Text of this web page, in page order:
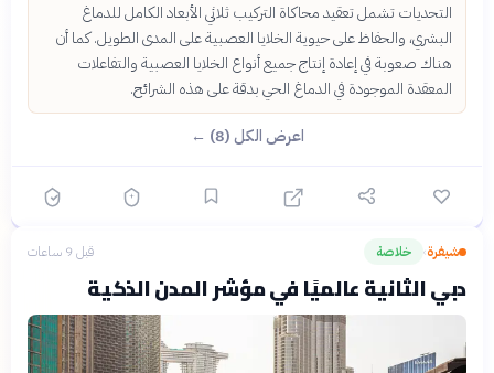
التحديات تشمل تعقيد محاكاة التركيب ثلاثي الأبعاد الكامل للدماغ
البشري، والحفاظ على حيوية الخلايا العصبية على المدى الطويل. كما أن
هناك صعوبة في إعادة إنتاج جميع أنواع الخلايا العصبية والتفاعلات
المعقدة الموجودة في الدماغ الحي بدقة على هذه الشرائح.
اعرض الكل (8) ←
شيفرة› خلاصة قبل 9 ساعات
دبي الثانية عالميًا في مؤشر المدن الذكية